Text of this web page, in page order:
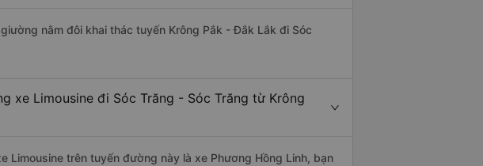
nằm đôi khai thác tuyến Krông Pắk - Đắk Lắk đi Sóc
xe Limousine đi Sóc Trăng - Sóc Trăng từ Krông
Limousine trên tuyến đường này là xe Phương Hồng Linh, bạn